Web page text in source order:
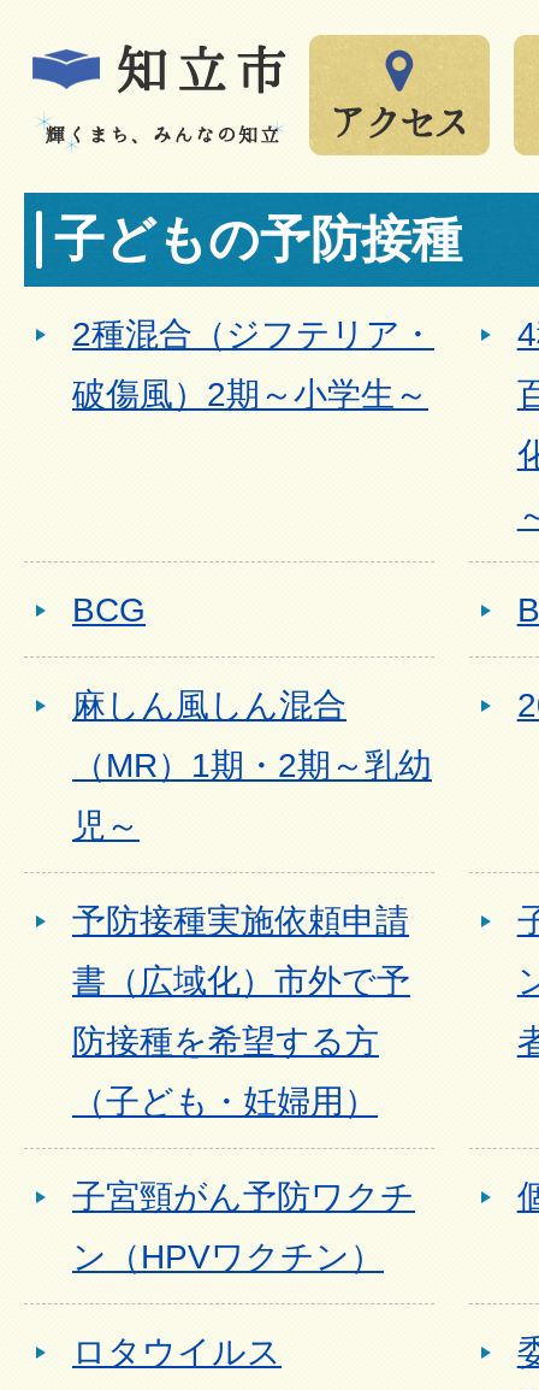
子どもの予防接種
2種混合（ジフテリア・
破傷風）2期～小学生～
BCG
麻しん風しん混合
（MR）1期・2期～乳幼
児～
予防接種実施依頼申請
書（広域化）市外で予
防接種を希望する方
（子ども・妊婦用）
子宮頸がん予防ワクチ
ン（HPVワクチン）
ロタウイルス